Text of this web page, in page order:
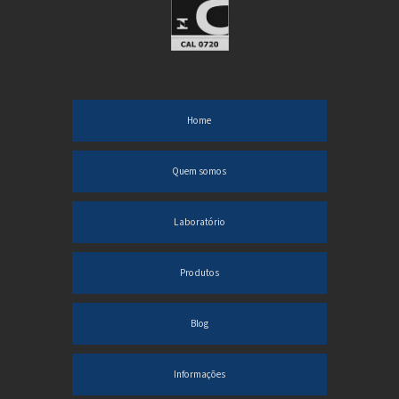
Tubos de ensaio para laboratório
Vidros especiais para laboratório
Industria de vidraria para laboratório
Home
Quem somos
Laboratório
Produtos
Blog
Informações